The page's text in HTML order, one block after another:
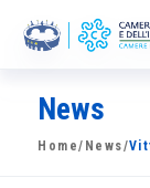
La Camera
News
News
Home/ News/